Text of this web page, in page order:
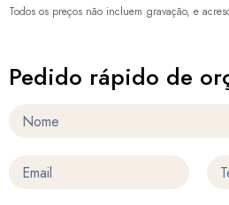
Todos os preços não incluem gravação, e
Pedido rápido de